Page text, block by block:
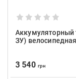
Аккумуляторный
ЗУ)
3 540 грн